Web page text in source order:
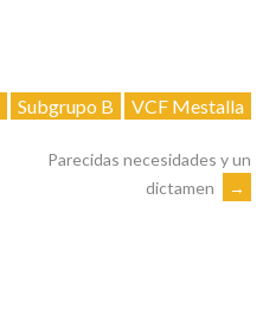
Subgrupo B VCF Mestalla
Parecidas necesidades y un
dictamen
→